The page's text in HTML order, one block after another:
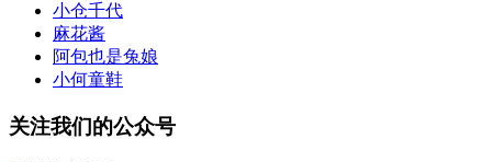
小仓千代
麻花酱
阿包也是兔娘
小何童鞋
关注我们的公众号